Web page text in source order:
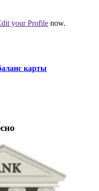
your Profile now.
карты